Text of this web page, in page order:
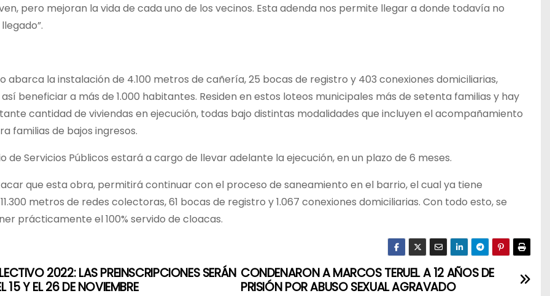
pero mejoran la vida de cada uno de los vecinos. Esta adenda nos permite llegar a donde todavía no
abarca la instalación de 4.100 metros de cañería, 25 bocas de registro y 403 conexiones domiciliarias,
beneficiar a más de 1.000 habitantes. Residen en estos loteos municipales más de setenta familias y hay
cantidad de viviendas en ejecución, todas bajo distintas modalidades que incluyen el acompañamiento
familias de bajos ingresos.
de Servicios Públicos estará a cargo de llevar adelante la ejecución, en un plazo de 6 meses.
que esta obra, permitirá continuar con el proceso de saneamiento en el barrio, el cual ya tiene
metros de redes colectoras, 61 bocas de registro y 1.067 conexiones domiciliarias. Con todo esto, se
prácticamente el 100% servido de cloacas.
CONDENARON A MARCOS TERUEL A 12 AÑOS DE
PRISIÓN POR ABUSO SEXUAL AGRAVADO
2022: LAS PREINSCRIPCIONES SERÁN
15 Y EL 26 DE NOVIEMBRE